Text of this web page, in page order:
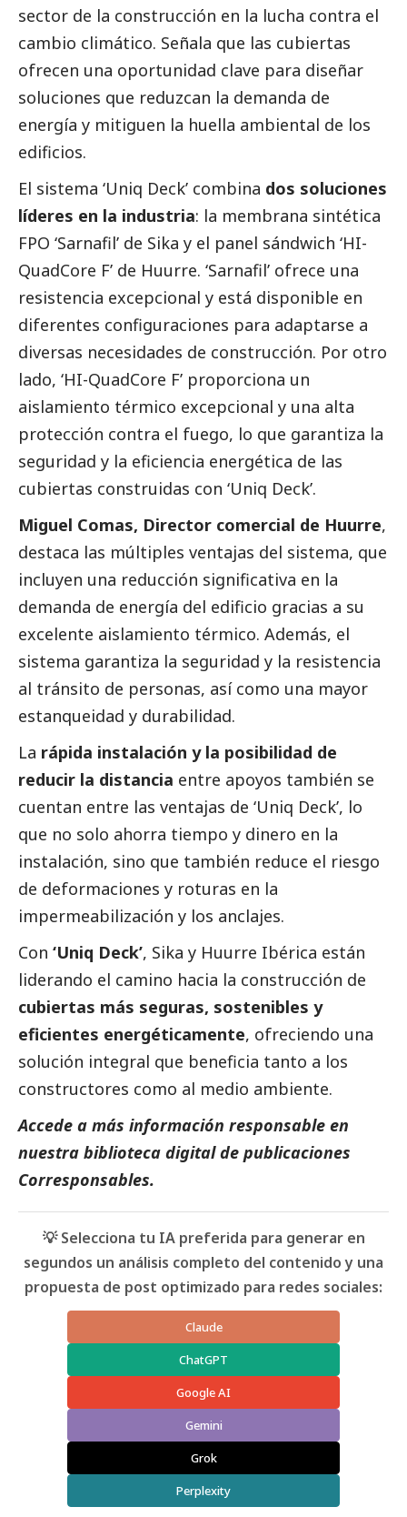
sector de la construcción en la lucha contra el
cambio climático. Señala que las cubiertas
ofrecen una oportunidad clave para diseñar
soluciones que reduzcan la demanda de
energía y mitiguen la huella ambiental de los
edificios.
El sistema ‘Uniq Deck’ combina dos soluciones
líderes en la industria: la membrana sintética
FPO ‘Sarnafil’ de Sika y el panel sándwich ‘HI-
QuadCore F’ de Huurre. ‘Sarnafil’ ofrece una
resistencia excepcional y está disponible en
diferentes configuraciones para adaptarse a
diversas necesidades de construcción. Por otro
lado, ‘HI-QuadCore F’ proporciona un
aislamiento térmico excepcional y una alta
protección contra el fuego, lo que garantiza la
seguridad y la eficiencia energética de las
cubiertas construidas con ‘Uniq Deck’.
Miguel Comas, Director comercial de Huurre,
destaca las múltiples ventajas del sistema, que
incluyen una reducción significativa en la
demanda de energía del edificio gracias a su
excelente aislamiento térmico. Además, el
sistema garantiza la seguridad y la resistencia
al tránsito de personas, así como una mayor
estanqueidad y durabilidad.
La rápida instalación y la posibilidad de
reducir la distancia entre apoyos también se
cuentan entre las ventajas de ‘Uniq Deck’, lo
que no solo ahorra tiempo y dinero en la
instalación, sino que también reduce el riesgo
de deformaciones y roturas en la
impermeabilización y los anclajes.
Con ‘Uniq Deck’, Sika y Huurre Ibérica están
liderando el camino hacia la construcción de
cubiertas más seguras, sostenibles y
eficientes energéticamente, ofreciendo una
solución integral que beneficia tanto a los
constructores como al medio ambiente.
Accede a más información responsable en
nuestra biblioteca digital de publicaciones
Corresponsables.
💡 Selecciona tu IA preferida para generar en
segundos un análisis completo del contenido y una
propuesta de post optimizado para redes sociales:
Claude
ChatGPT
Google AI
Gemini
Grok
Perplexity